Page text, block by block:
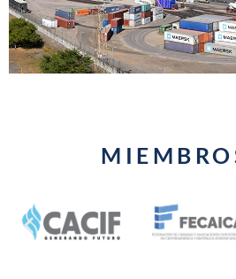
aduanera